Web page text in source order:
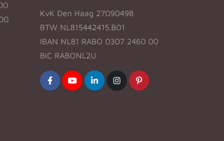
KvK Den Haag 27090498
BTW NL815442415.B01
IBAN NL81 RABO 0307 2460 00
BIC RABONL2U